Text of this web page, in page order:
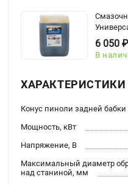
6 050 ₽
В
ХАРАКТЕРИСТИКИ
Конус пиноли задней бабки
Мощность, кВт
Напряжение, В
Максимальный диаметр
над станиной, мм